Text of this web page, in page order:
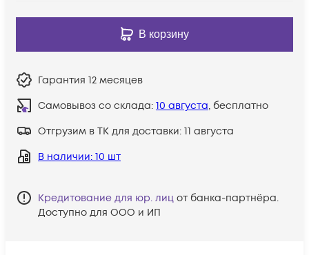
В корзину
Гарантия 12 месяцев
Самовывоз со склада: 10 августа, бесплатно
Отгрузим в ТК для доставки: 11 августа
В наличии: 10 шт
Кредитование для юр. лиц от банка-партнёра.
Доступно для ООО и ИП